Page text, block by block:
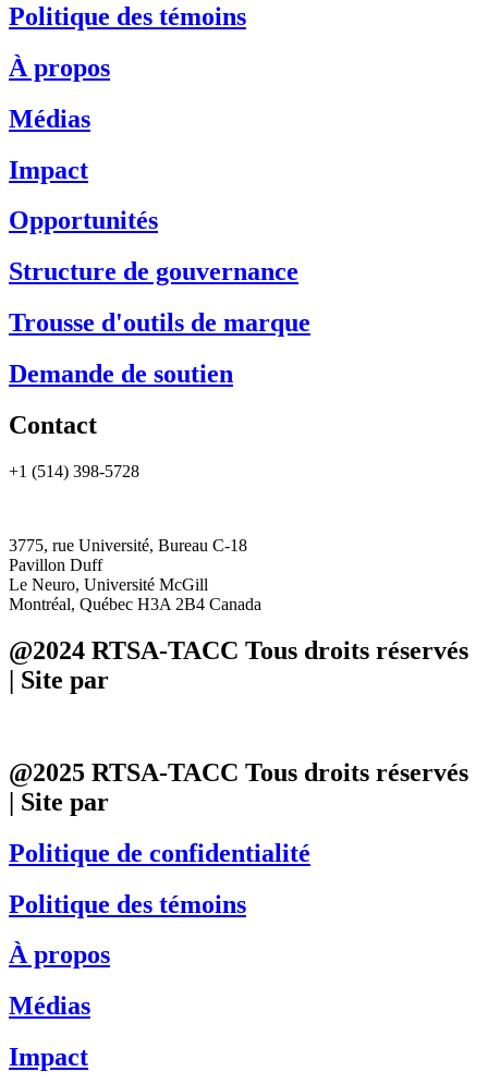
Politique des témoins
À propos
Médias
Impact
Opportunités
Structure de gouvernance
Trousse d'outils de marque
Demande de soutien
Contact
+1 (514) 398-5728
3775, rue Université, Bureau C-18
Pavillon Duff
Le Neuro, Université McGill
Montréal, Québec H3A 2B4 Canada
@2024 RTSA-TACC Tous droits réservés
| Site par
@2025 RTSA-TACC Tous droits réservés
| Site par
Politique de confidentialité
Politique des témoins
À propos
Médias
Impact